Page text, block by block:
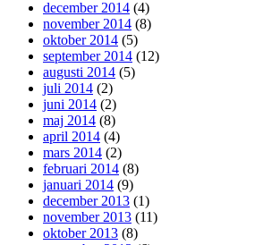
december 2014 (4)
november 2014 (8)
oktober 2014 (5)
september 2014 (12)
augusti 2014 (5)
juli 2014 (2)
juni 2014 (2)
maj 2014 (8)
april 2014 (4)
mars 2014 (2)
februari 2014 (8)
januari 2014 (9)
december 2013 (1)
november 2013 (11)
oktober 2013 (8)